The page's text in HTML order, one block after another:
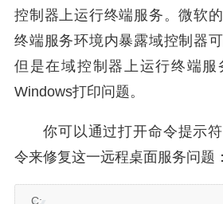
控制器上运行终端服务。微软
终端服务环境内暴露域控制器
但是在域控制器上运行终端服
Windows打印问题。
你可以通过打开命令提示
令来修复这一远程桌面服务问题：
C: